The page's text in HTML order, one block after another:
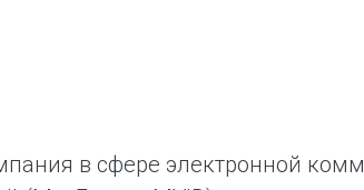
в сфере электронной